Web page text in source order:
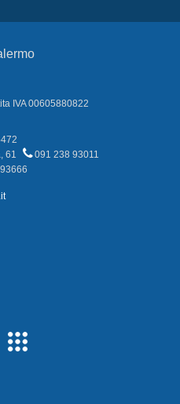
IVA 00605880822
61
091 238 93011